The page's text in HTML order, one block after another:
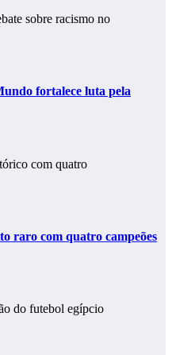
fortalece luta pela
raro com quatro campeões